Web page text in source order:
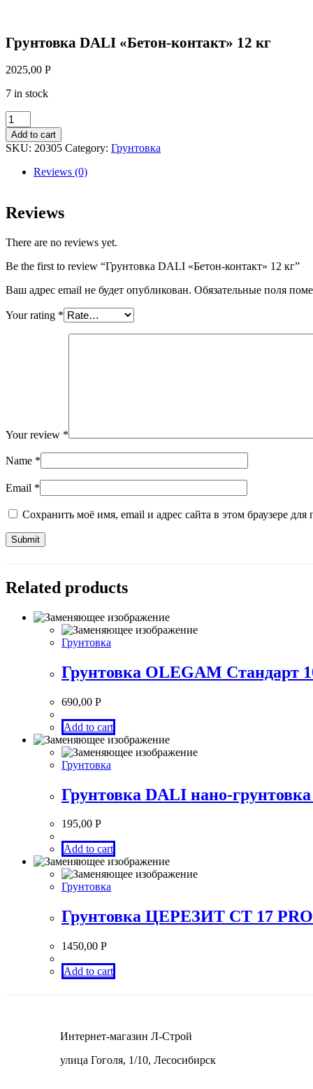
Грунтовка DALI «Бетон-контакт» 12 кг
2025,00 Р
7 in stock
Грунтовка
DALI
"Бетон-
контакт"
Add to cart
SKU: 20305 Category: Грунтовка
Reviews (0)
Reviews
There are no reviews yet.
Be the first to review “Грунтовка DALI «Бетон-контакт» 12 кг”
Ваш адрес email не будет опубликован. Обязательные поля
Your rating *
Your review *
Name *
Email *
Сохранить моё имя, email и адрес сайта в этом браузере
Related products
Грунтовка
Грунтовка OLEGAM Стандарт
690,00 Р
Add to cart
Грунтовка
Грунтовка DALI нано-
195,00 Р
Add to cart
Грунтовка
Грунтовка ЦЕРЕЗИТ СТ 17 PRO
1450,00 Р
Add to cart
Интернет-магазин Л-Строй
улица Гоголя, 1/10, Лесосибирск